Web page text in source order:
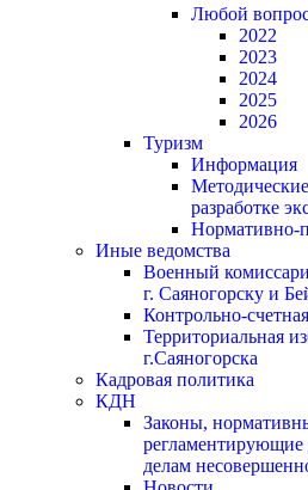
Любой
2022
2023
2024
2025
2026
Туризм
Информация
разработке
Нормативно-
Иные ведомства
Военный
г. Саяногорску и
Контрольно-
Территориальная
г.Саяногорска
Кадровая политика
КДН
Законы,
регламентирующие
делам